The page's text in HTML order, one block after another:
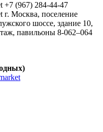
+7 (967) 284-44-47
г. Москва, поселение
шоссе, здание 10,
павильоны 8-062–064